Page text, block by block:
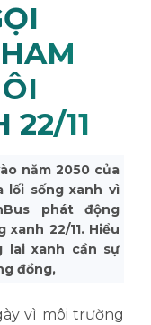
22/11
năm 2050 của
lối sống xanh vì
phát động
22/11. Hiểu
lai xanh cần sự
đồng,
vì môi trường